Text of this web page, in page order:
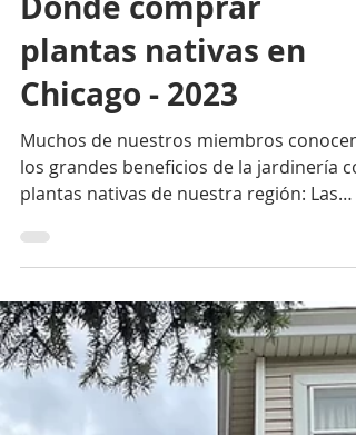
Jardinería
Dónde comprar
plantas nativas en
Chicago - 2023
Muchos de nuestros miembros conocen
los grandes beneficios de la jardinería